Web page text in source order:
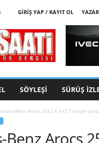
GIRIŞ YAP / KAYIT OL
SÖYLEŞI SÜRÜŞ
Benz Arocs 2532 K 6×2 Türkiye
Benz Arocs